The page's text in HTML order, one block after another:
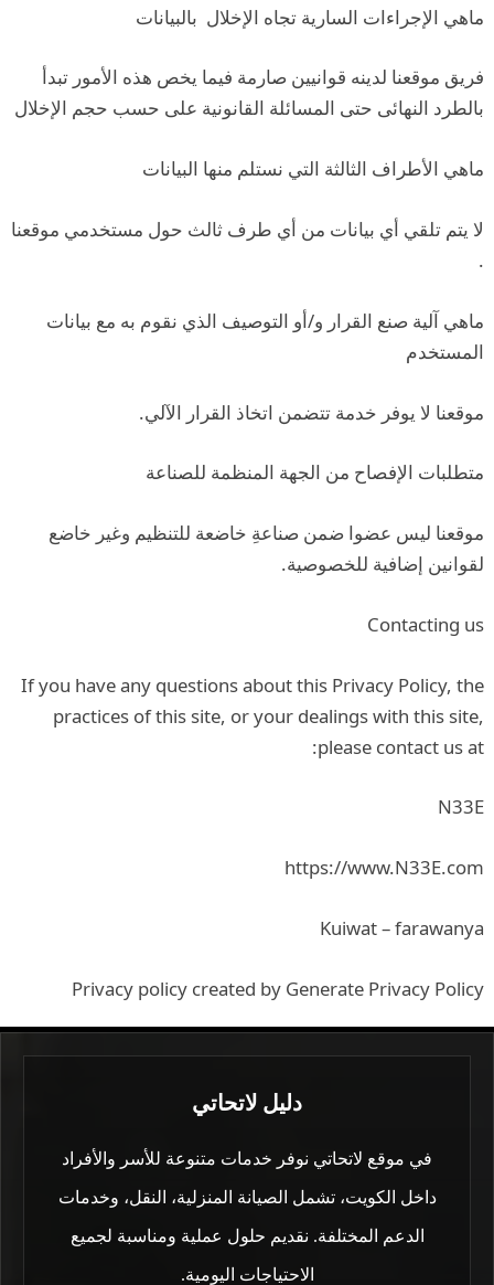
ماهي الإجراءات السارية تجاه الإخلال بالبيانات
فريق موقعنا لدينه قوانيين صارمة فيما يخص هذه الأمور تبدأ
بالطرد النهائى حتى المسائلة القانونية على حسب حجم الإخلال
ماهي الأطراف الثالثة التي نستلم منها البيانات
لا يتم تلقي أي بيانات من أي طرف ثالث حول مستخدمي موقعنا
.
ماهي آلية صنع القرار و/أو التوصيف الذي نقوم به مع بيانات
المستخدم
موقعنا لا يوفر خدمة تتضمن اتخاذ القرار الآلي.
متطلبات الإفصاح من الجهة المنظمة للصناعة
موقعنا ليس عضوا ضمن صناعةِ خاضعة للتنظيم وغير خاضع
لقوانين إضافية للخصوصية.
Contacting us
If you have any questions about this Privacy Policy, the
practices of this site, or your dealings with this site,
please contact us at:
N33E
https://www.N33E.com
Kuiwat – farawanya
Privacy policy created by Generate Privacy Policy
دليل لاتحاتي
في موقع لاتحاتي نوفر خدمات متنوعة للأسر والأفراد
داخل الكويت، تشمل الصيانة المنزلية، النقل، وخدمات
الدعم المختلفة. نقديم حلول عملية ومناسبة لجميع
الاحتياجات اليومية.